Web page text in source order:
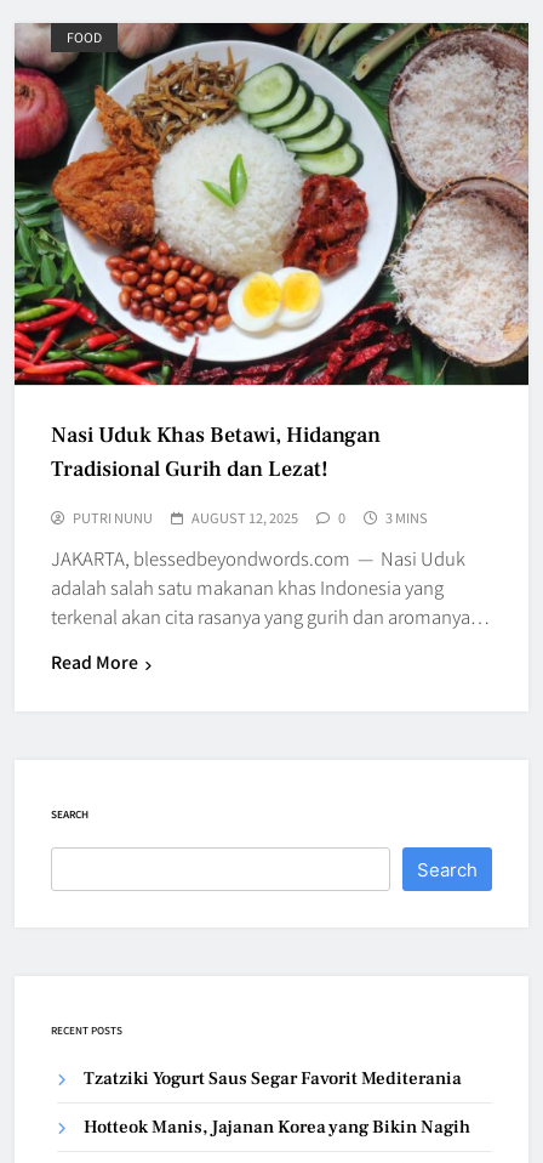
FOOD
Nasi Uduk Khas Betawi, Hidangan
Tradisional Gurih dan Lezat!
PUTRI NUNU AUGUST 12, 2025 0 3 MINS
JAKARTA, blessedbeyondwords.com — Nasi Uduk
adalah salah satu makanan khas Indonesia yang
terkenal akan cita rasanya yang gurih dan aromanya…
Read More
SEARCH
Search
RECENT POSTS
Tzatziki Yogurt Saus Segar Favorit Mediterania
Hotteok Manis, Jajanan Korea yang Bikin Nagih